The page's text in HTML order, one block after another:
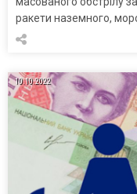
ракети наземного,
10.10.2022